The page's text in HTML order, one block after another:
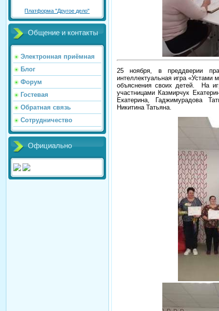
Платформа "Другое дело"
Общение и контакты
Электронная приёмная
Блог
Форум
Гостевая
Обратная связь
Сотрудничество
Официально
25 ноября, в преддверии
интеллектуальная игра «Устами
объяснения своих детей.
На
участницами Казмирчук
Екатерина, Гаджимурадова
Никитина Татьяна.